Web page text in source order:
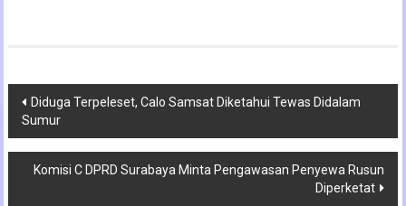
Navigasi
pos
Diduga Terpeleset, Calo Samsat Diketahui Tewas Didalam
Sumur
Komisi C DPRD Surabaya Minta Pengawasan Penyewa Rusun
Diperketat